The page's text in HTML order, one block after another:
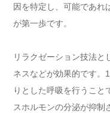
因を特定し、可能であれ
が第一歩です。
リラクゼーション技法と
ネスなどが効果的です。
りとした呼吸を行うこと
スホルモンの分泌が抑制